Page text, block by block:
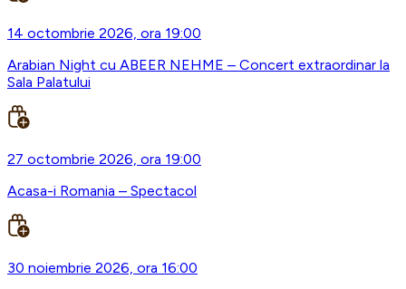
14 octombrie 2026, ora 19:00
Arabian Night cu ABEER NEHME – Concert extraordinar la
Sala Palatului
27 octombrie 2026, ora 19:00
Acasa-i Romania – Spectacol
30 noiembrie 2026, ora 16:00